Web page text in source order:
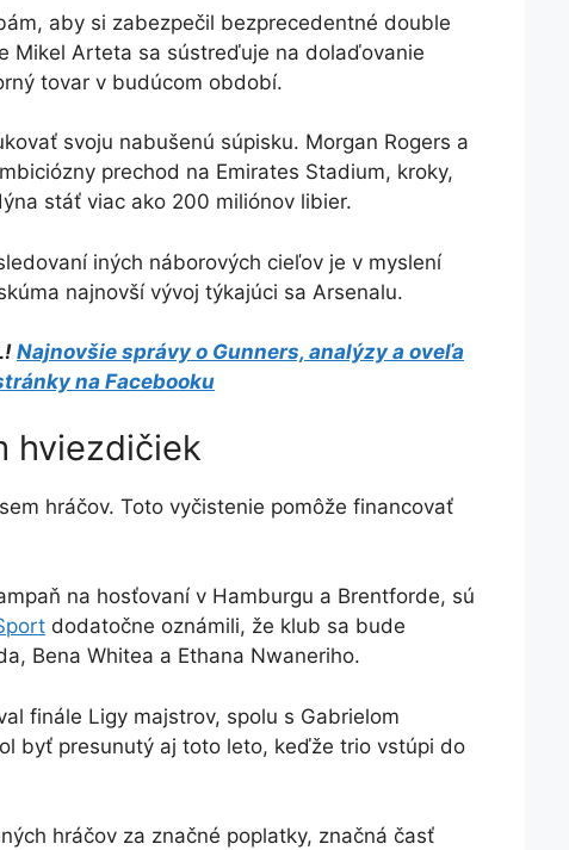
aby si zabezpečil bezprecedentné double
Mikel Arteta sa sústreďuje na dolaďovanie
tovar v budúcom období.
svoju nabušenú súpisku. Morgan Rogers a
prechod na Emirates Stadium, kroky,
stáť viac ako 200 miliónov libier.
iných náborových cieľov je v myslení
najnovší vývoj týkajúci sa Arsenalu.
Najnovšie správy o Gunners, analýzy a oveľa
na Facebooku
hviezdičiek
hráčov. Toto vyčistenie pomôže financovať
na hosťovaní v Hamburgu a Brentforde, sú
dodatočne oznámili, že klub sa bude
Bena Whitea a Ethana Nwaneriho.
finále Ligy majstrov, spolu s Gabrielom
byť presunutý aj toto leto, keďže trio vstúpi do
hráčov za značné poplatky, značná časť